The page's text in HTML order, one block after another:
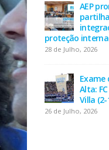
na
de
O
Linhas
Leça